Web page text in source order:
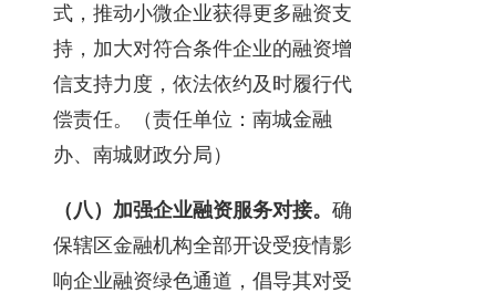
式，推动小微企业获得更多融资支
持，加大对符合条件企业的融资增
信支持力度，依法依约及时履行代
偿责任。（责任单位：南城金融
办、南城财政分局）
（八）加强企业融资服务对接。 确
保辖区金融机构全部开设受疫情影
响企业融资绿色通道，倡导其对受